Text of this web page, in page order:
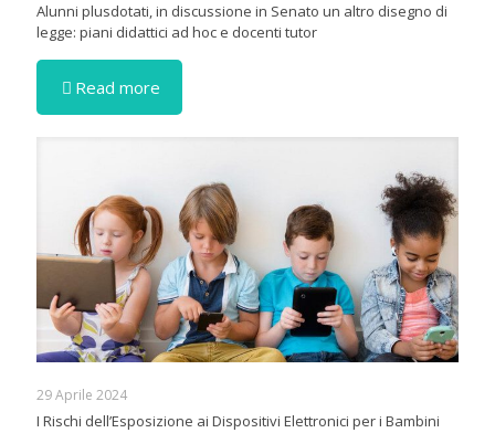
Alunni plusdotati, in discussione in Senato un altro disegno di
legge: piani didattici ad hoc e docenti tutor
Read more
29 Aprile 2024
I Rischi dell’Esposizione ai Dispositivi Elettronici per i Bambini